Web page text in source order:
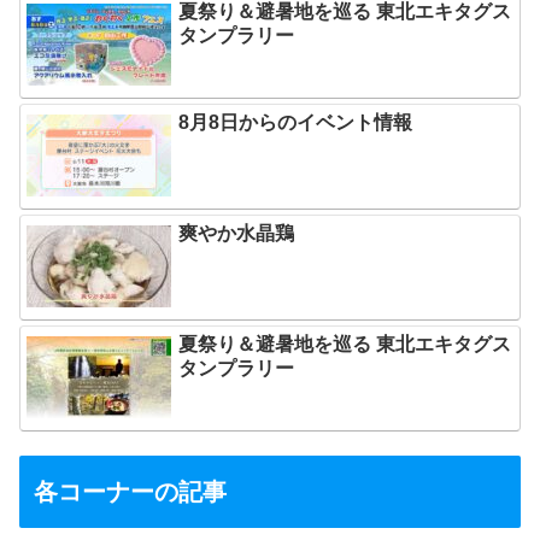
夏祭り＆避暑地を巡る 東北エキタグス
タンプラリー
8月8日からのイベント情報
爽やか水晶鶏
夏祭り＆避暑地を巡る 東北エキタグス
タンプラリー
各コーナーの記事